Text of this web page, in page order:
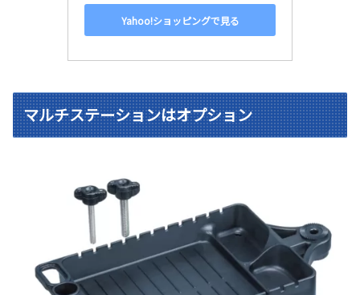
Yahoo!ショッピングで見る
マルチステーションはオプション